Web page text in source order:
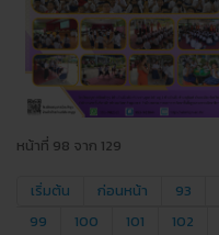
หน้าที่ 98 จาก 129
เริ่มต้น ก่อนหน้า 93
99
100 101 102